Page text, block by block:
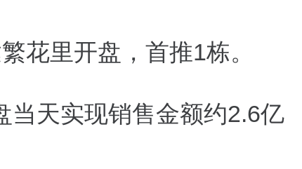
花里开盘，首推1栋。
当天实现销售金额约2.6亿